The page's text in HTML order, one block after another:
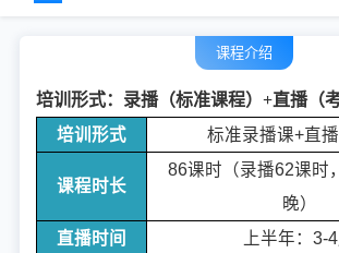
课程介绍
培训形式：录播（标准课程）+直播（考
培训形式
标准录播课+直
课程时长
86课时（录播62课时
晚）
直播时间
上半年：3-4